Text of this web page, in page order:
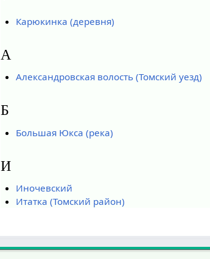
Карюкинка (деревня)
А
Александровская волость (Томский уезд)
Б
Большая Юкса (река)
И
Иночевский
Итатка (Томский район)